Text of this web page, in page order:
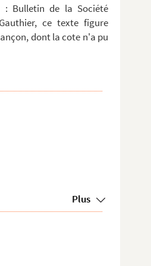
: Bulletin de la Société
ce texte figure
dont la cote n'a pu
Plus